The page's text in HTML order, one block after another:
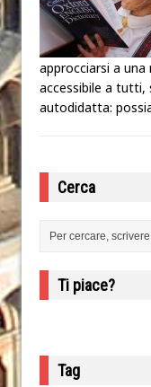
approcciarsi a
accessibile a
autodidatta:
Cerca
Ti piace?
Tag